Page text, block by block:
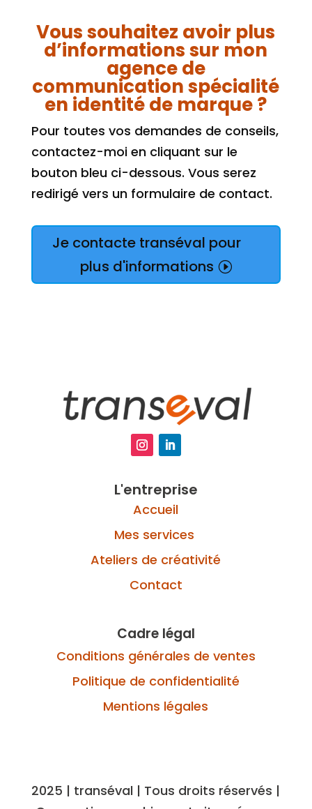
Vous souhaitez avoir plus
d’informations sur mon
agence de
communication spécialité
en identité de marque ?
Pour toutes vos demandes de conseils,
contactez-moi en cliquant sur le
bouton bleu ci-dessous. Vous serez
redirigé vers un formulaire de contact.
Je contacte transéval pour
plus d'informations
L'entreprise
Accueil
Mes services
Ateliers de créativité
Contact
Cadre légal
Conditions générales de ventes
Politique de confidentialité
Mentions légales
2025 | transéval | Tous droits réservés |